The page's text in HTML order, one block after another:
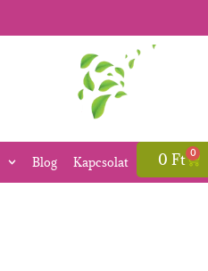
Blog Kapcsolat 0Ft 0